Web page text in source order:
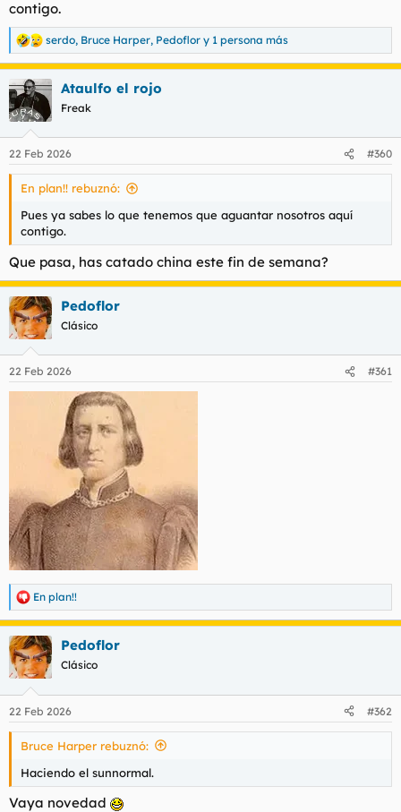
contigo.
R
e
a
c
c
i
e
s
serdo, Bruce Harper, Pedoflor y 1 persona más
Ataulfo el rojo
Freak
22 Feb 2026 #360
En plan!! rebuznó:
Pues ya sabes lo que tenemos que aguantar nosotros aquí
contigo.
Que pasa, has catado china este fin de semana?
Pedoflor
Clásico
22 Feb 2026 #361
R
e
a
c
c
i
e
s
En plan!!
Pedoflor
Clásico
22 Feb 2026 #362
Bruce Harper rebuznó:
Haciendo el sunnormal.
Vaya novedad